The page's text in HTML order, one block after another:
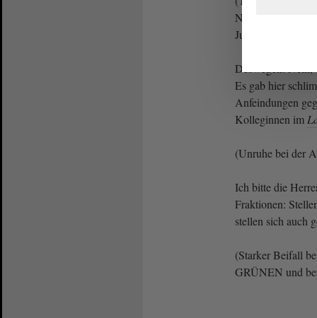
Nur, weil sie
Junge, Junge! -
Deswegen: Nein,
Es gab hier
Anfeindungen
Kolleginnen im
(Unruhe bei der
Ich bitte die
Fraktionen:
stellen sich auch
(Starker Beifall
GRÜNEN und